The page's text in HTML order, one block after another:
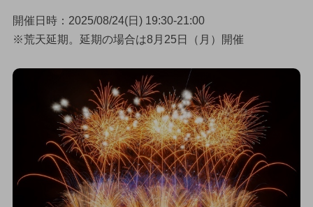
開催日時：2025/08/24(日) 19:30-21:00
※荒天延期。延期の場合は8月25日（月）開催